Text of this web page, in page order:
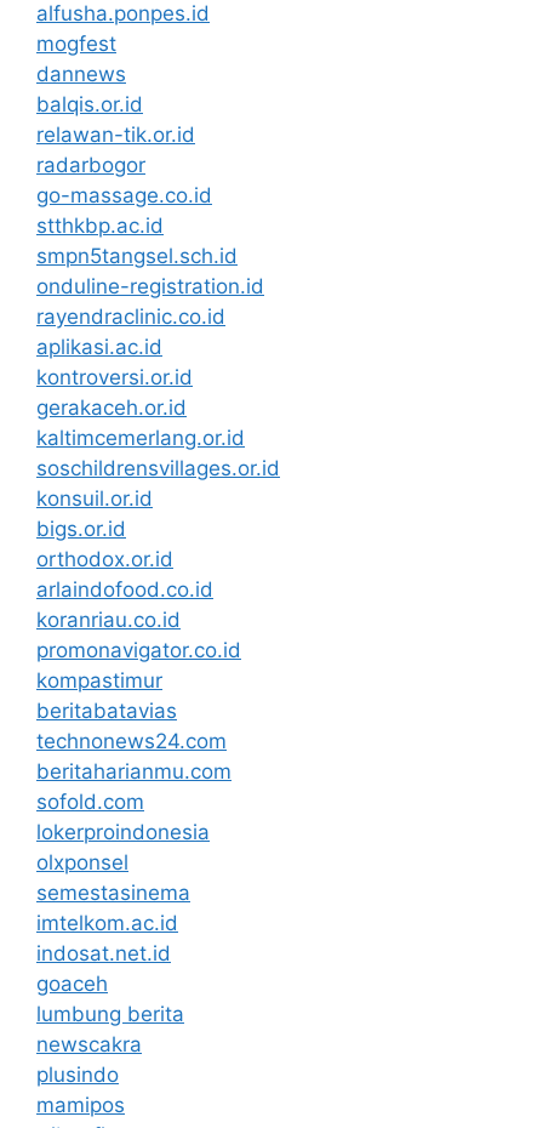
alfusha.ponpes.id
mogfest
dannews
balqis.or.id
relawan-tik.or.id
radarbogor
go-massage.co.id
stthkbp.ac.id
smpn5tangsel.sch.id
onduline-registration.id
rayendraclinic.co.id
aplikasi.ac.id
kontroversi.or.id
gerakaceh.or.id
kaltimcemerlang.or.id
soschildrensvillages.or.id
konsuil.or.id
bigs.or.id
orthodox.or.id
arlaindofood.co.id
koranriau.co.id
promonavigator.co.id
kompastimur
beritabatavias
technonews24.com
beritaharianmu.com
sofold.com
lokerproindonesia
olxponsel
semestasinema
imtelkom.ac.id
indosat.net.id
goaceh
lumbung berita
newscakra
plusindo
mamipos